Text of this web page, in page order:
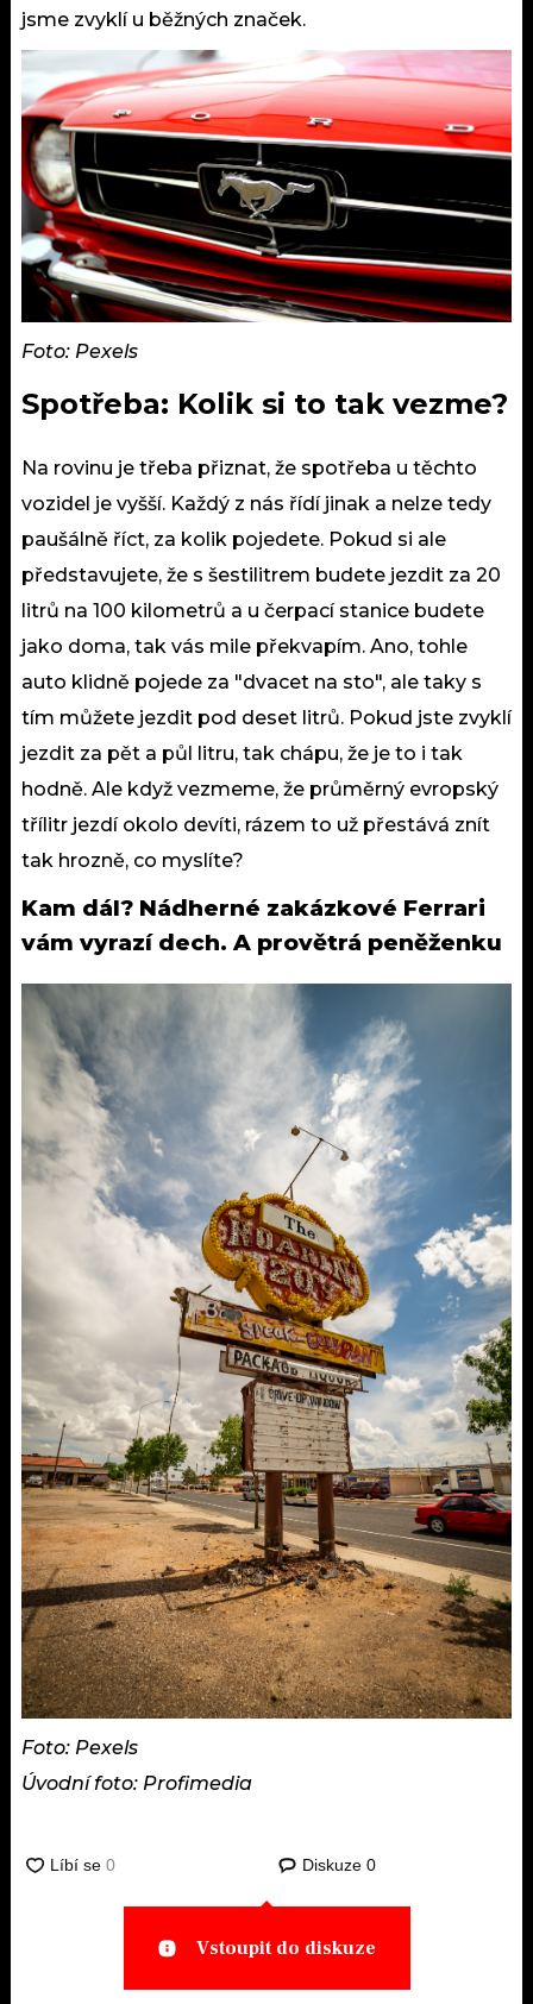
jsme zvyklí u běžných značek.
Foto: Pexels
Spotřeba: Kolik si to tak vezme?
Na rovinu je třeba přiznat, že spotřeba u těchto
vozidel je vyšší. Každý z nás řídí jinak a nelze tedy
paušálně říct, za kolik pojedete. Pokud si ale
představujete, že s šestilitrem budete jezdit za 20
litrů na 100 kilometrů a u čerpací stanice budete
jako doma, tak vás mile překvapím. Ano, tohle
auto klidně pojede za "dvacet na sto", ale taky s
tím můžete jezdit pod deset litrů. Pokud jste zvyklí
jezdit za pět a půl litru, tak chápu, že je to i tak
hodně. Ale když vezmeme, že průměrný evropský
třílitr jezdí okolo devíti, rázem to už přestává znít
tak hrozně, co myslíte?
Kam dál? Nádherné zakázkové Ferrari
vám vyrazí dech. A provětrá peněženku
Foto: Pexels
Úvodní foto: Profimedia
Diskuze 0
Vstoupit do diskuze